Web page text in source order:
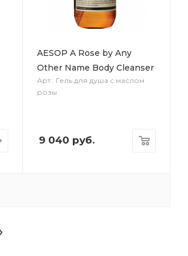
AESOP A Rose by Any
Other Name Body Cleanser
Арт.: Гель для душа с маслом
розы
9 040 руб.